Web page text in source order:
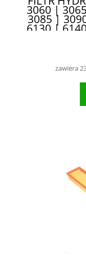
3060 |
3085 |
6130 |
6180
6270 |
zawiera